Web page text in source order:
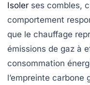
Isoler ses combles,
comportement
que le chauffage
émissions de gaz à
consommation
l’empreinte carbone